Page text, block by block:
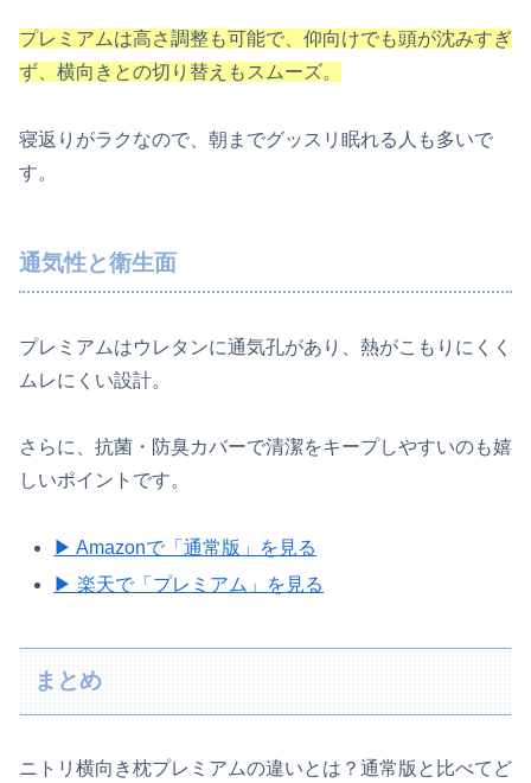
プレミアムは高さ調整も可能で、仰向けでも頭が沈みすぎ
ず、横向きとの切り替えもスムーズ。
寝返りがラクなので、朝までグッスリ眠れる人も多いで
す。
通気性と衛生面
プレミアムはウレタンに通気孔があり、熱がこもりにくく
ムレにくい設計。
さらに、抗菌・防臭カバーで清潔をキープしやすいのも嬉
しいポイントです。
▶ Amazonで「通常版」を見る
▶ 楽天で「プレミアム」を見る
まとめ
ニトリ横向き枕プレミアムの違いとは？通常版と比べてど